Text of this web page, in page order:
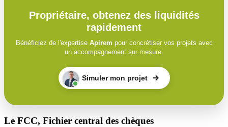
Propriétaire, obtenez des liquidités
rapidement
Bénéficiez de l'expertise Apirem pour concrétiser vos projets avec
un accompagnement sur mesure.
Simuler mon projet
Le FCC, Fichier central des chèques